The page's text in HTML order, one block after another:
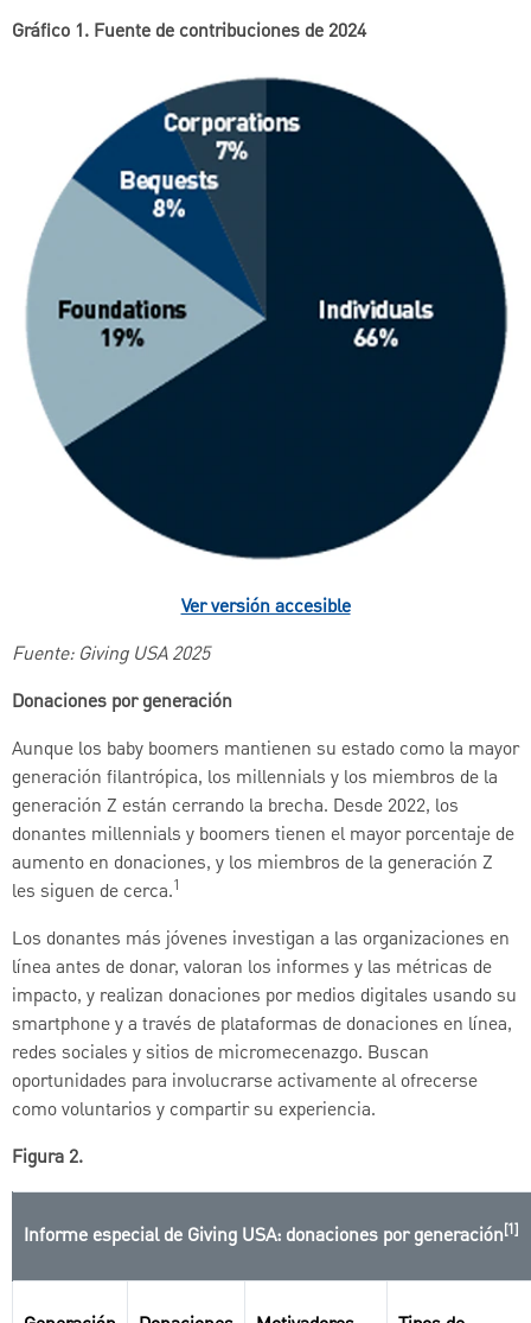
Gráfico 1. Fuente de contribuciones de 2024
Ver versión accesible
Fuente: Giving USA 2025
Donaciones por generación
Aunque los baby boomers mantienen su estado como la mayor
generación filantrópica, los millennials y los miembros de la
generación Z están cerrando la brecha. Desde 2022, los
donantes millennials y boomers tienen el mayor porcentaje de
aumento en donaciones, y los miembros de la generación Z
les siguen de cerca.1
Los donantes más jóvenes investigan a las organizaciones en
línea antes de donar, valoran los informes y las métricas de
impacto, y realizan donaciones por medios digitales usando su
smartphone y a través de plataformas de donaciones en línea,
redes sociales y sitios de micromecenazgo. Buscan
oportunidades para involucrarse activamente al ofrecerse
como voluntarios y compartir su experiencia.
Figura 2.
Informe especial de Giving USA: donaciones por generación[1]